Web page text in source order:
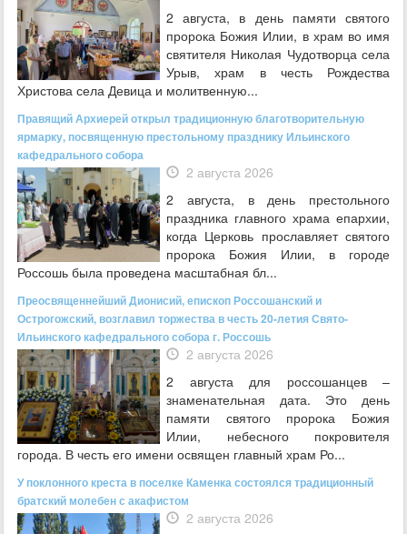
2 августа, в день памяти святого
пророка Божия Илии, в храм во имя
святителя Николая Чудотворца села
Урыв, храм в честь Рождества
Христова села Девица и молитвенную...
Правящий Архиерей открыл традиционную благотворительную
ярмарку, посвященную престольному празднику Ильинского
кафедрального собора
2 августа 2026
2 августа, в день престольного
праздника главного храма епархии,
когда Церковь прославляет святого
пророка Божия Илии, в городе
Россошь была проведена масштабная бл...
Преосвященнейший Дионисий, епископ Россошанский и
Острогожский, возглавил торжества в честь 20-летия Свято-
Ильинского кафедрального собора г. Россошь
2 августа 2026
2 августа для россошанцев –
знаменательная дата. Это день
памяти святого пророка Божия
Илии, небесного покровителя
города. В честь его имени освящен главный храм Ро...
У поклонного креста в поселке Каменка состоялся традиционный
братский молебен с акафистом
2 августа 2026